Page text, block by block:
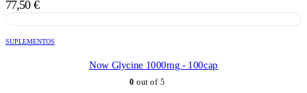
77,50 €
SUPLEMENTOS
Now Glycine 1000mg - 100cap
0 out of 5